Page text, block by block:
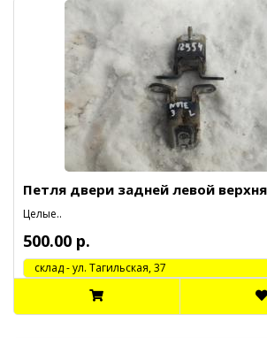
Петля двери задней левой
Целые..
500.00 р.
cклад - ул. Тагильская, 37